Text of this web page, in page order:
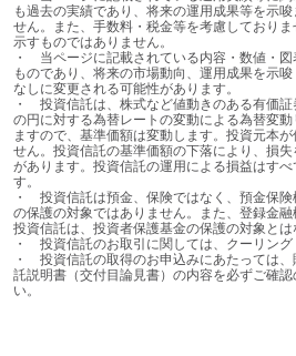
近江商人の心得として「三方よし
「売り手よし」「買い手よし」「
し」を指す言葉だそうです。売り
会貢献もできるのがよい商売であ
ます。
運用の世界でも、「三方よし」の
きないだろうか、と考えています
預かりしたお金を投資する先の企
り取り組んでいる企業であるかき
投資を行う。あるいはSDGsの目
つ企業に投資し、目標達成の一助
も過去の実績であり、将来の運用成果等を示
せん。また、手数料・税金等を考慮しており
示すものではありません。
・	当ページに記載されている内容・数値・図表・意見・予測等は作成時点の
ものであり、将来の市場動向、運用成果を示
なしに変更される可能性があります。
・	投資信託は、株式など値動きのある有価証券（外貨建資産には、当該外貨
の円に対する為替レートの変動による為替変
ますので、基準価額は変動します。投資元本
せん。投資信託の基準価額の下落により、損
があります。投資信託の運用による損益はす
す。
・	投資信託は預金、保険ではなく、預金保険機構および保険契約者保護機構
の保護の対象ではありません。また、登録金
投資信託は、投資者保護基金の保護の対象とは
・	投資信託のお取引に関しては、クーリング・オフの適用はありません。
・	投資信託の取得のお申込みにあたっては、販売会社よりお渡しする投資信
託説明書（交付目論見書）の内容を必ずご確
い。